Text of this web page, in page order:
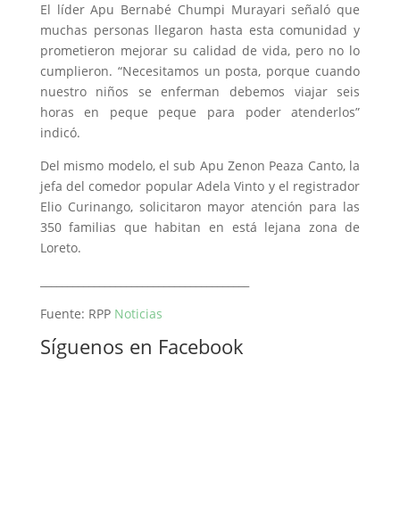
El líder Apu Bernabé Chumpi Murayari señaló que
muchas personas llegaron hasta esta comunidad y
prometieron mejorar su calidad de vida, pero no lo
cumplieron. “Necesitamos un posta, porque cuando
nuestro niños se enferman debemos viajar seis
horas en peque peque para poder atenderlos”
indicó.
Del mismo modelo, el sub Apu Zenon Peaza Canto, la
jefa del comedor popular Adela Vinto y el registrador
Elio Curinango, solicitaron mayor atención para las
350 familias que habitan en está lejana zona de
Loreto.
Fuente: RPPNoticias
Síguenos en Facebook